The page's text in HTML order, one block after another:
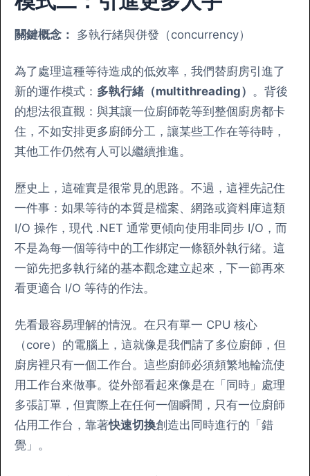
關鍵概念： 多執行緒與併發（concurrency）
為了處理這種等待造成的低效率，我們替廚房引進了
新的運作模式： 多執行緒（multithreading） 。背後
的想法很直觀：與其讓一位廚師乾等到整個廚房都卡
住，不如安排更多廚師分工，讓某些工作在等待時，
其他工作仍然有人可以繼續推進。
歷史上，這確實是很常見的思路。不過，這裡先記住
一件事：如果等待的本質是檔案、網路或資料庫這類
I/O 操作，現代 .NET 通常更傾向使用非同步 I/O，而
不是為每一個等待中的工作綁定一條額外執行緒。這
一節先把多執行緒的基本觀念建立起來，下一節再來
看更適合 I/O 等待的作法。
先看最容易理解的情況。在只有單一 CPU 核心
（core）的電腦上，這就像是我們請了多位廚師，但
廚房裡只有一個工作台。這些廚師必須頻繁地輪流使
用工作台來做事。從外部看起來像是在「同時」處理
多張訂單，但實際上在任何一個瞬間，只有一位廚師
佔用工作台，靠著快速切換創造出同時進行的「錯
覺」。